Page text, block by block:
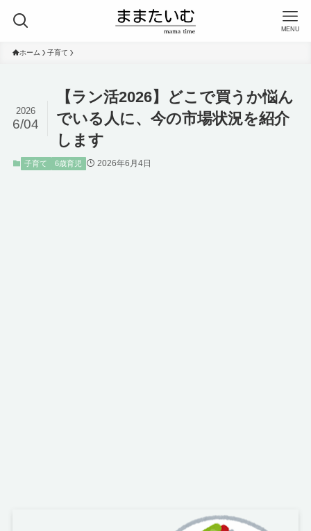
MENU
ホーム 子育て
【ラン活2026】どこで買うか悩ん
でいる人に、今の市場状況を紹介
します
2026
6/04
子育て 6歳育児 2026年6月4日